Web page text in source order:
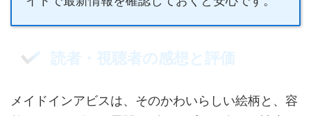
読者・視聴者の感想と評価
メイドインアビスは、そのかわいらしい絵柄と、容